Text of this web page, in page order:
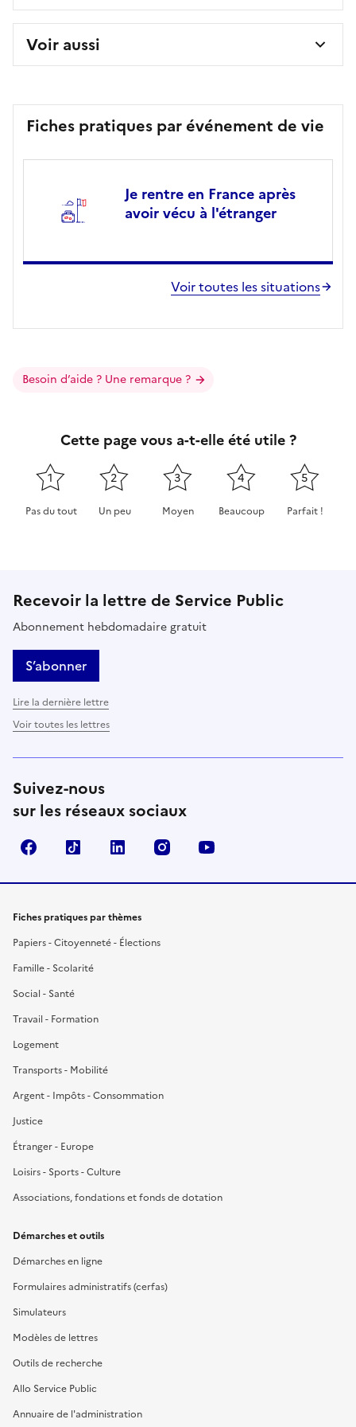
Voir aussi
Fiches pratiques par événement de vie
Je rentre en France après
avoir vécu à l'étranger
Voir toutes les situations
Besoin d’aide ? Une remarque ?
Cette page vous a-t-elle été utile ?
1
Pas du tout
2
Un peu
3
Moyen
4
Beaucoup
5
Parfait !
Recevoir la lettre de Service Public
Abonnement hebdomadaire gratuit
S’abonner
Lire la dernière lettre
Voir toutes les lettres
Suivez-nous
sur les réseaux sociaux
FacebookTikTok LinkedIn Instagram
Fiches pratiques par thèmes
Papiers - Citoyenneté - Élections
Famille - Scolarité
Social - Santé
Travail - Formation
Logement
Transports - Mobilité
Argent - Impôts - Consommation
Justice
Étranger - Europe
Loisirs - Sports - Culture
Associations, fondations et fonds de dotation
Démarches et outils
Démarches en ligne
Formulaires administratifs (cerfas)
Simulateurs
Modèles de lettres
Outils de recherche
Allo Service Public
Annuaire de l'administration